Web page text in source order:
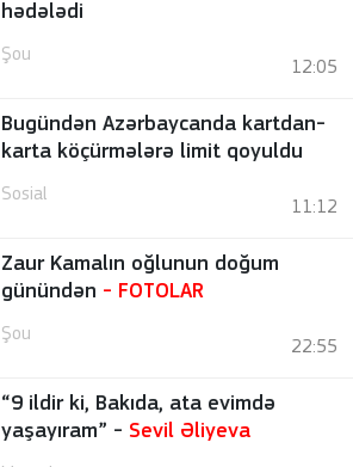
hədələdi
Şou
12:05
Bugündən Azərbaycanda kartdan-
karta köçürmələrə limit qoyuldu
Sosial
11:12
Zaur Kamalın oğlunun doğum
günündən - FOTOLAR
Şou
22:55
“9 ildir ki, Bakıda, ata evimdə
yaşayıram” - Sevil Əliyeva